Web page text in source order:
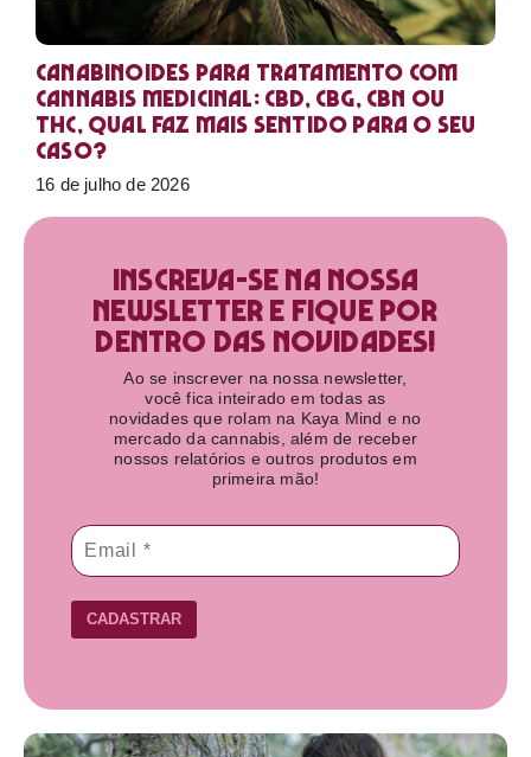
Canabinoides para tratamento com
cannabis medicinal: CBD, CBG, CBN ou
THC, qual faz mais sentido para o seu
caso?
16 de julho de 2026
Inscreva-se na nossa
newsletter e fique por
dentro das novidades!​
Ao se inscrever na nossa newsletter,
você fica inteirado em todas as
novidades que rolam na Kaya Mind e no
mercado da cannabis, além de receber
nossos relatórios e outros produtos em
primeira mão!
CADASTRAR